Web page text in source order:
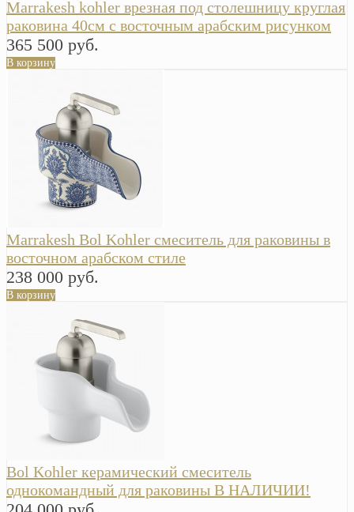
Marrakesh kohler врезная под столешницу круглая
раковина 40см с восточным арабским рисунком
365 500 руб.
В корзину
Marrakesh Bol Kohler смеситель для раковины в
восточном арабском стиле
238 000 руб.
В корзину
Bol Kohler керамический смеситель
однокомандный для раковины В НАЛИЧИИ!